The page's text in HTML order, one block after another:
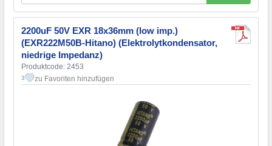
2200uF 50V EXR 18x36mm (low imp.)
(EXR222M50B-Hitano) (Elektrolytkondensator,
niedrige Impedanz)
Produktcode: 2453
3 zu Favoriten hinzufügen